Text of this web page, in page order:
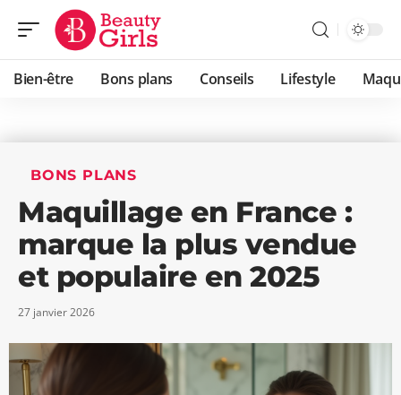
Bien-être Bons plans Conseils Lifestyle
BONS PLANS
Maquillage en France :
marque la plus vendue
et populaire en 2025
27 janvier 2026